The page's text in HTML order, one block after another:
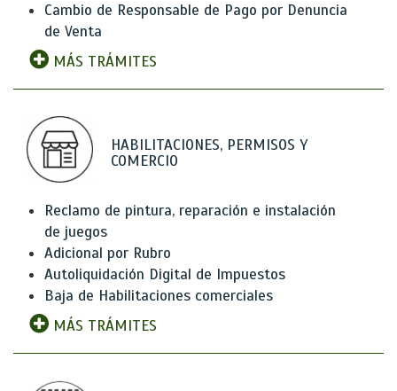
Cambio de Responsable de Pago por Denuncia
de Venta
MÁS TRÁMITES
HABILITACIONES, PERMISOS Y
COMERCIO
Reclamo de pintura, reparación e instalación
de juegos
Adicional por Rubro
Autoliquidación Digital de Impuestos
Baja de Habilitaciones comerciales
MÁS TRÁMITES